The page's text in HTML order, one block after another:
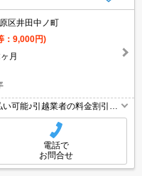
区井田中ノ町
：9,000円)
月
可能♪引越業者の料金割引有
電話で
お問合せ